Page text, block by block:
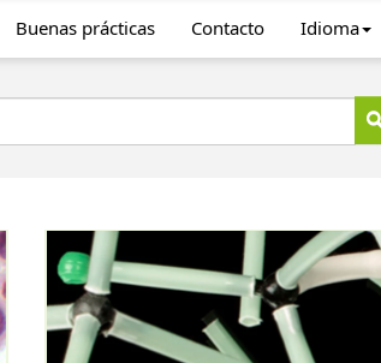
Buenas prácticas Contacto Idioma